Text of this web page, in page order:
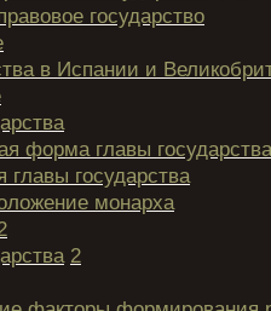
государство
в Испании и
форма главы государства
главы государства
монарха
2